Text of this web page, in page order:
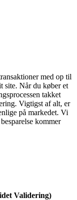
med op til
site. Når du køber et
takket
Vigtigst af alt, er
på markedet. Vi
kommer
Validering)